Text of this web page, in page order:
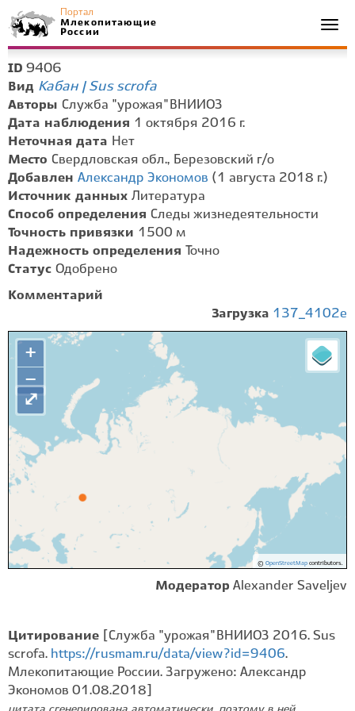
Портал
Млекопитающие
России
ID 9406
Вид Кабан | Sus scrofa
Авторы Служба "урожая" ВНИИОЗ
Дата наблюдения 1 октября 2016 г.
Неточная дата Нет
Место Свердловская обл., Березовский г/о
Добавлен Александр Экономов (1 августа 2018 г.)
Источник данных Литература
Способ определения Следы жизнедеятельности
Точность привязки 1500 м
Надежность определения
Точно
Статус Одобрено
Комментарий
Загрузка 137_4102e
+
−
© OpenStreetMapcontributors.
⤢
Модератор Alexander Saveljev
Цитирование
[Служба "урожая" ВНИИОЗ 2016. Sus
scrofa. https://rusmam.ru/data/view?id=9406.
Млекопитающие России. Загружено: Александр
Экономов 01.08.2018]